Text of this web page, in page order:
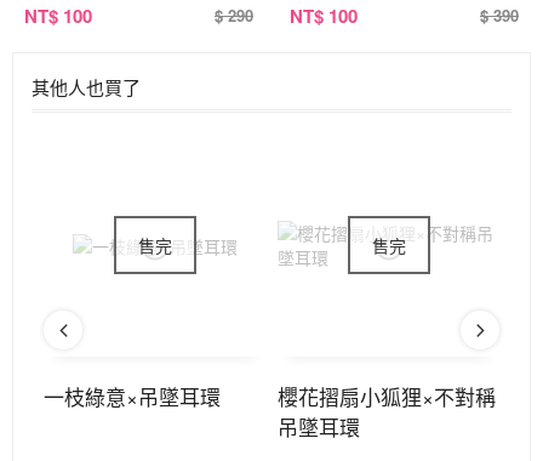
NT$ 100 $ 290 NT$ 100 $ 390
其他人也買了
一枝綠意×吊墜耳環
櫻花摺扇小狐狸×不對稱
吊墜耳環